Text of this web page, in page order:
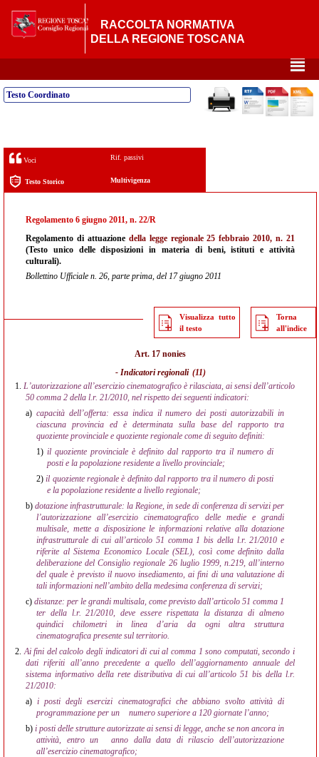
RACCOLTA NORMATIVA
DELLA REGIONE TOSCANA
²
Testo Coordinato
Voci Rif. passivi
Testo Storico Multivigenza
Regolamento 6 giugno 2011, n. 22/R
Regolamento di attuazione della legge regionale 25 febbraio 2010, n. 21
(Testo unico delle disposizioni in materia di beni, istituti e attività
culturali).
Bollettino Ufficiale n. 26, parte prima, del 17 giugno 2011
Visualizza tutto
il testo
Torna
all'indice
Art. 17 nonies
- Indicatori regionali (11)
1. L’autorizzazione all’esercizio cinematografico è rilasciata, ai sensi dell’articolo
50 comma 2 della l.r. 21/2010, nel rispetto dei seguenti indicatori:
a) capacità dell’offerta: essa indica il numero dei posti autorizzabili in
ciascuna provincia ed è determinata sulla base del rapporto tra
quoziente provinciale e quoziente regionale come di seguito definiti:
1) il quoziente provinciale è definito dal rapporto tra il numero di
posti e la popolazione residente a livello provinciale;
2) il quoziente regionale è definito dal rapporto tra il numero di posti
e la popolazione residente a livello regionale;
b) dotazione infrastrutturale: la Regione, in sede di conferenza di servizi per
l’autorizzazione all’esercizio cinematografico delle medie e grandi
multisale, mette a disposizione le informazioni relative alla dotazione
infrastrutturale di cui all’articolo 51 comma 1 bis della l.r. 21/2010 e
riferite al Sistema Economico Locale (SEL), così come definito dalla
deliberazione del Consiglio regionale 26 luglio 1999, n.219, all’interno
del quale è previsto il nuovo insediamento, ai fini di una valutazione di
tali informazioni nell’ambito della medesima conferenza di servizi;
c) distanze: per le grandi multisala, come previsto dall’articolo 51 comma 1
ter della l.r. 21/2010, deve essere rispettata la distanza di almeno
quindici chilometri in linea d’aria da ogni altra struttura
cinematografica presente sul territorio.
2. Ai fini del calcolo degli indicatori di cui al comma 1 sono computati, secondo i
dati riferiti all’anno precedente a quello dell’aggiornamento annuale del
sistema informativo della rete distributiva di cui all’articolo 51 bis della l.r.
21/2010:
a) i posti degli esercizi cinematografici che abbiano svolto attività di
programmazione per un
numero superiore a 120 giornate l’anno;
b) i posti delle strutture autorizzate ai sensi di legge, anche se non ancora in
attività, entro un
anno dalla data di rilascio dell’autorizzazione
all’esercizio cinematografico;